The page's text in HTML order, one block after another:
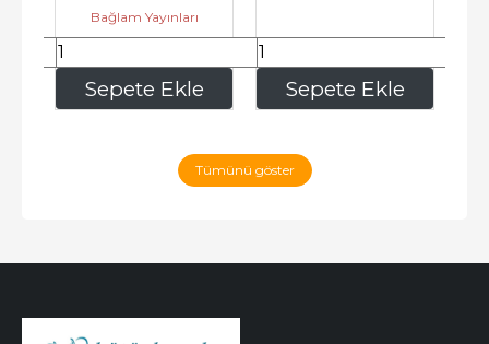
Sepete Ekle
Bağlam Yayınları
352,50 Sepete Ekle
240,00
Tümünü göster